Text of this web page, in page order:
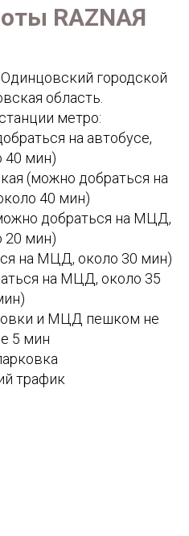
RAZNAЯ
городской
область.
метро:
на автобусе,
40 мин)
(можно добраться на
40 мин)
добраться на МЦД,
20 мин)
на МЦД, около 30 мин)
на МЦД, около 35
и МЦД пешком не
5 мин
трафик